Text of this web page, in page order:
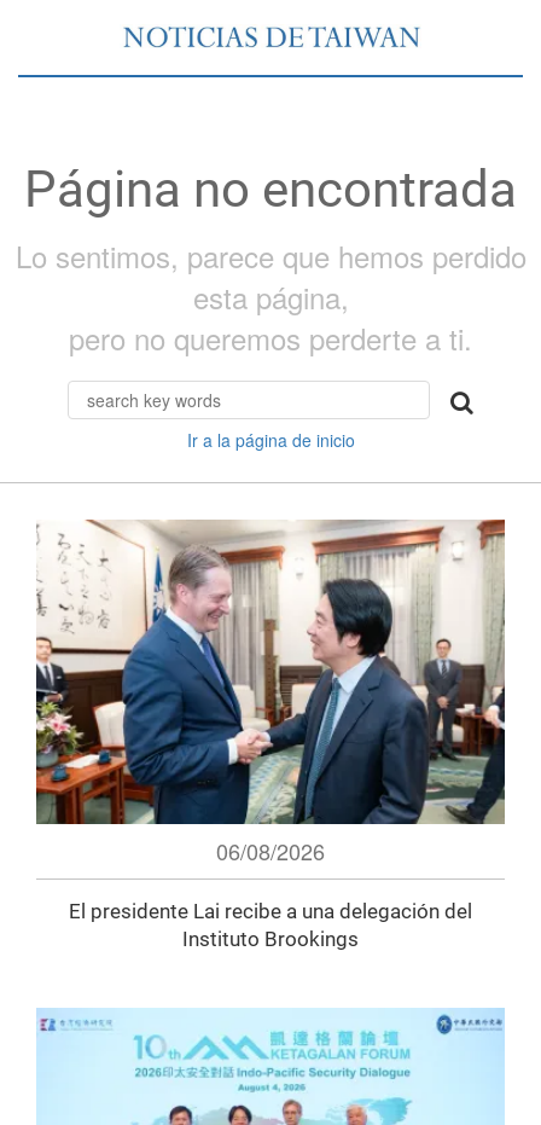
Página no encontrada
Lo sentimos, parece que hemos perdido
esta página,
pero no queremos perderte a ti.
Ir a la página de inicio
06/08/2026
El presidente Lai recibe a una delegación del
Instituto Brookings